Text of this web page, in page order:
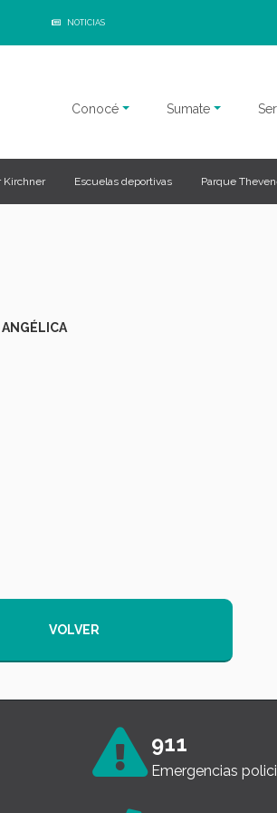
NOTICIAS
Conocé Sumate
Kirchner Escuelas deportivas Parque
VOLVER
911
Emergencias